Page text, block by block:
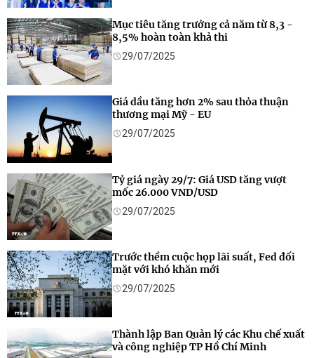
Mục tiêu tăng trưởng cả năm từ 8,3 -
8,5% hoàn toàn khả thi
29/07/2025
Giá dầu tăng hơn 2% sau thỏa thuận
thương mại Mỹ - EU
29/07/2025
Tỷ giá ngày 29/7: Giá USD tăng vượt
mốc 26.000 VND/USD
29/07/2025
Trước thềm cuộc họp lãi suất, Fed đối
mặt với khó khăn mới
29/07/2025
Thành lập Ban Quản lý các Khu chế xuất
và công nghiệp TP Hồ Chí Minh